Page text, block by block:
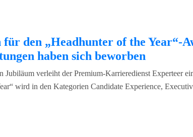
den „Headhunter of the Year“-
haben sich beworben
Jubiläum verleiht der Premium-Karrieredienst Experteer
wird in den Kategorien Candidate Experience,